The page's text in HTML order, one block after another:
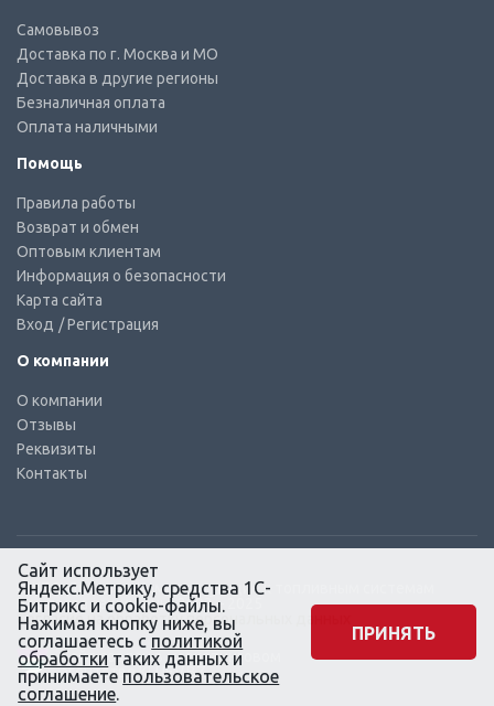
Самовывоз
Доставка по г. Москва и МО
Доставка в другие регионы
Безналичная оплата
Оплата наличными
Помощь
Правила работы
Возврат и обмен
Оптовым клиентам
Информация о безопасности
Карта сайта
Вход / Регистрация
О компании
О компании
Отзывы
Реквизиты
Контакты
© КТС-Дизель – Комплектующие к топливным системам
Все права защищены, 2003 – 2025
Согласие на обработку персональных данных
Сайт создан в маркетинговом
агентстве KLUEV.BZ
Сайт использует
Яндекс.Метрику, средства 1С-
Битрикс и cookie-файлы.
Нажимая кнопку ниже, вы
соглашаетесь с политикой
обработки таких данных и
принимаете пользовательское
соглашение.
ПРИНЯТЬ